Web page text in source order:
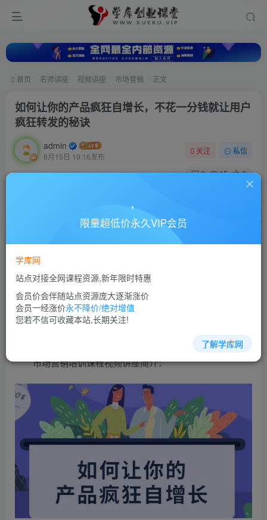
首页 名师讲座 视频讲座 市场营销 正文
如何让你的产品疯狂自增长，不花一分钱就让用户
疯狂转发的秘诀
admin
8月15日 19:16发布
关注 私信
0 15 0
此内容为付费资源，请付费后查看
10
立即购买
您当前未登录！建议登陆后购买，可保存购买订单
市场营销培训课程视频讲座简介：
限量超低价永久VIP会员
学库网
站点对接全网课程资源,新年限时特惠
会员价会伴随站点资源庞大逐渐涨价
会员一经涨价永不降价/绝对增值
您若不信可收藏本站,长期关注!
了解学库网